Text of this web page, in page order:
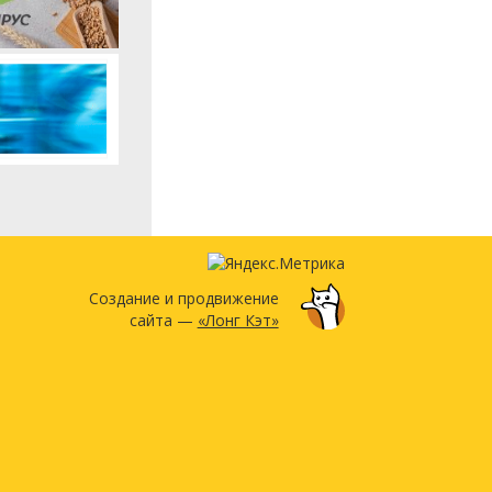
Создание и продвижение
сайта — «Лонг Кэт»